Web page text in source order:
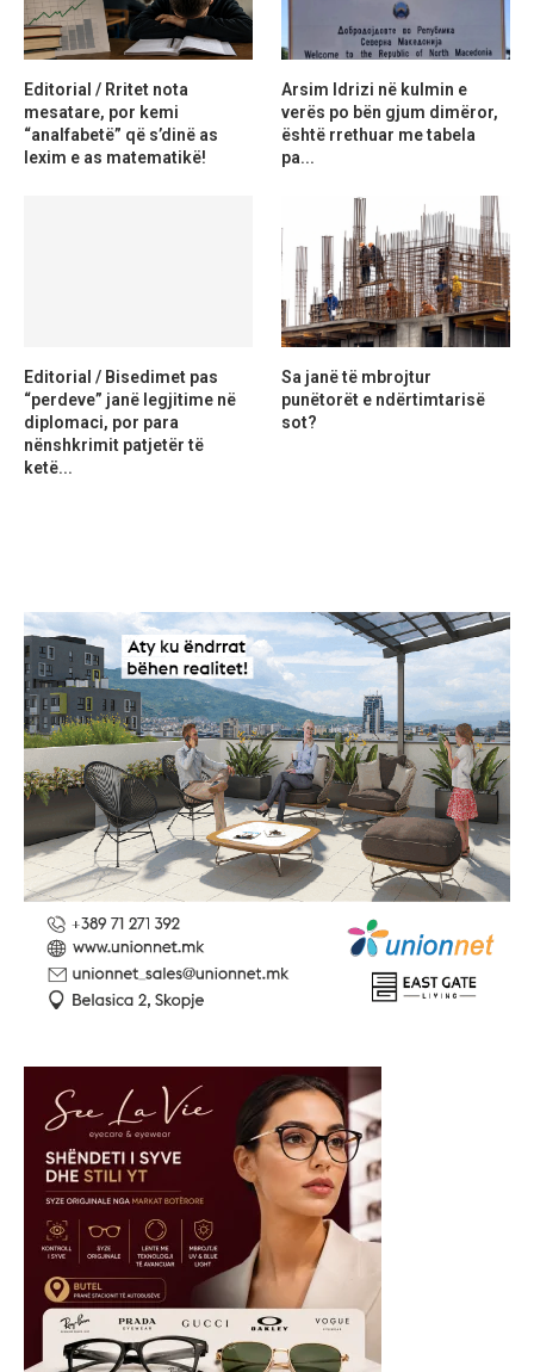
Editorial / Rritet nota
mesatare, por kemi
“analfabetë” që s’dinë as
lexim e as matematikë!
Arsim Idrizi në kulmin e
verës po bën gjum dimëror,
është rrethuar me tabela
pa...
Editorial / Bisedimet pas
“perdeve” janë legjitime në
diplomaci, por para
nënshkrimit patjetër të
ketë...
Sa janë të mbrojtur
punëtorët e ndërtimtarisë
sot?